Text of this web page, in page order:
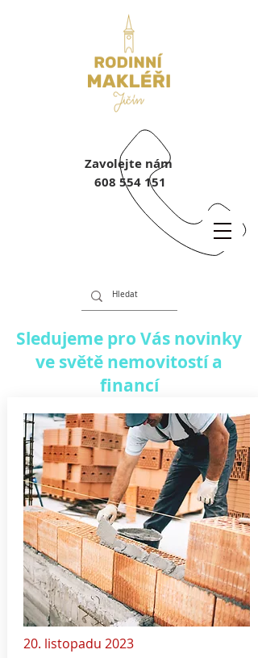
Zavolejte nám
608 554 151
Sledujeme pro Vás novinky
ve světě nemovitostí a
financí
20. listopadu 2023